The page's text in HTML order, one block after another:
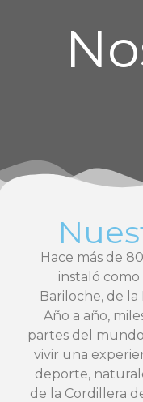
Hace más de
instaló
Bariloche, de
Año a año,
partes del
vivir una
deporte,
de la Cordillera